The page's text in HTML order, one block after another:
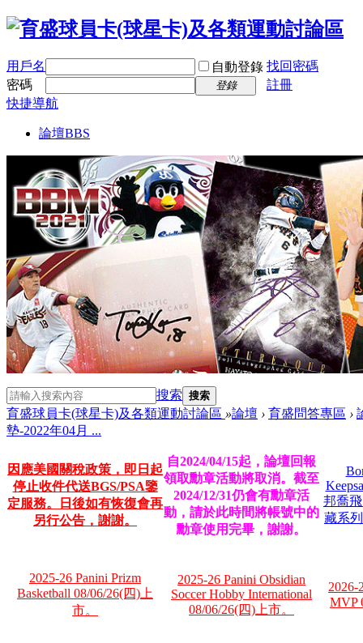
用戶名 自動登錄 找回密碼
密碼
登錄
註冊
快捷導航
論壇BBS
搜索 搜索
育盛球員卡(球星卡)及各類運動討論區 »論壇 › 育盛問答專區 ›
墊-2022年04月 ...
因應美國關稅政策，即日起
停止收件代送BGS/PSA鑒
定服務。日後如有恢復會再
另行公告，謝謝。
自2024/04/15起，論壇回報
領取勳章活動將取消。截至
2024/12/31仍會有勳章活
動，請於此時間將帳號中的
勳章使用完畢，謝謝。
邦喬
藏系
2025-26 Panini Prizm
Basketball 08/06/26(四)上
市。
2025-26 Panini Obsidian
Soccer Hobby International
08/06/26(四)上市。
2026-
MVP